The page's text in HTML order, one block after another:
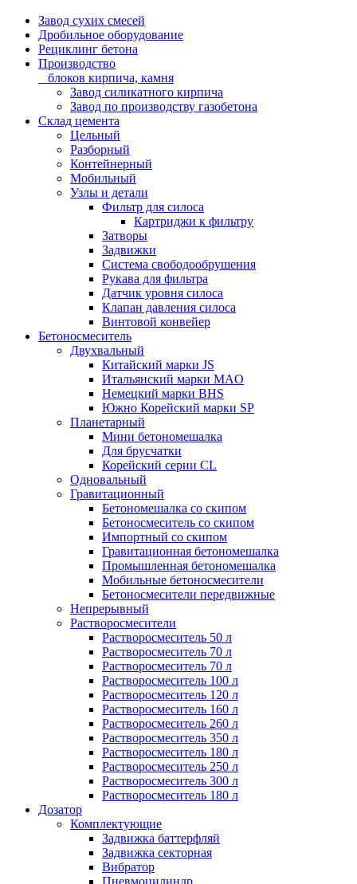
Завод сухих смесей
Дробильное оборудование
Рециклинг бетона
Производство
блоков кирпича, камня
Завод силикатного кирпича
Завод по производству газобетона
Склад цемента
Цельный
Разборный
Контейнерный
Мобильный
Узлы и детали
Фильтр для силоса
Картриджи к фильтру
Затворы
Задвижки
Система свободообрушения
Рукава для фильтра
Датчик уровня силоса
Клапан давления силоса
Винтовой конвейер
Бетоносмеситель
Двухвальный
Китайский марки JS
Итальянский марки MAO
Немецкий марки BHS
Южно Корейский марки SP
Планетарный
Мини бетономешалка
Для брусчатки
Корейский серии CL
Одновальный
Гравитационный
Бетономешалка со скипом
Бетоносмеситель со скипом
Импортный со скипом
Гравитационная бетономешалка
Промышленная бетономешалка
Мобильные бетоносмесители
Бетоносмесители передвижные
Непрерывный
Растворосмесители
Растворосмеситель 50 л
Растворосмеситель 70 л
Растворосмеситель 70 л
Растворосмеситель 100 л
Растворосмеситель 120 л
Растворосмеситель 160 л
Растворосмеситель 260 л
Растворосмеситель 350 л
Растворосмеситель 180 л
Растворосмеситель 250 л
Растворосмеситель 300 л
Растворосмеситель 180 л
Дозатор
Комплектующие
Задвижка баттерфляй
Задвижка секторная
Вибратор